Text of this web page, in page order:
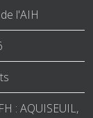
l'AIH
: AQUISEUIL,